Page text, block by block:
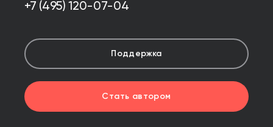
+7 (495) 120-07-04
Поддержка
Стать автором